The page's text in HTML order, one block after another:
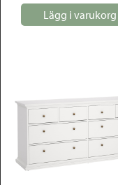
Lägg i varukorg